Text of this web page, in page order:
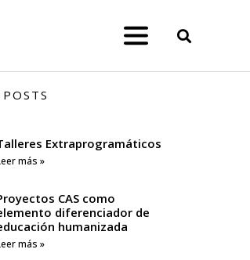
Extraprogramáticos
más »
CAS como
diferenciador de
humanizada
más »